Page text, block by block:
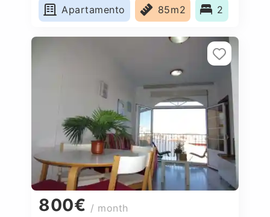
Apartamento
85m2 2
800€ / month